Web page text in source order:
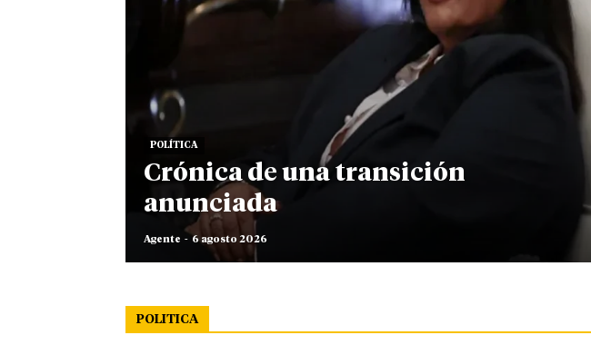
POLÍTICA
Crónica de una transición
anunciada
Agente - 6 agosto 2026
POLITICA